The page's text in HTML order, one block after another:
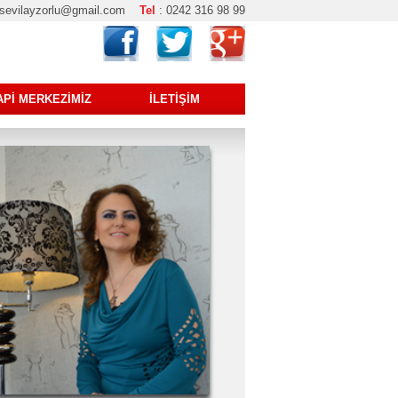
Tel : 0242 316 98 99
MERKEZİMİZ İLETİŞİM